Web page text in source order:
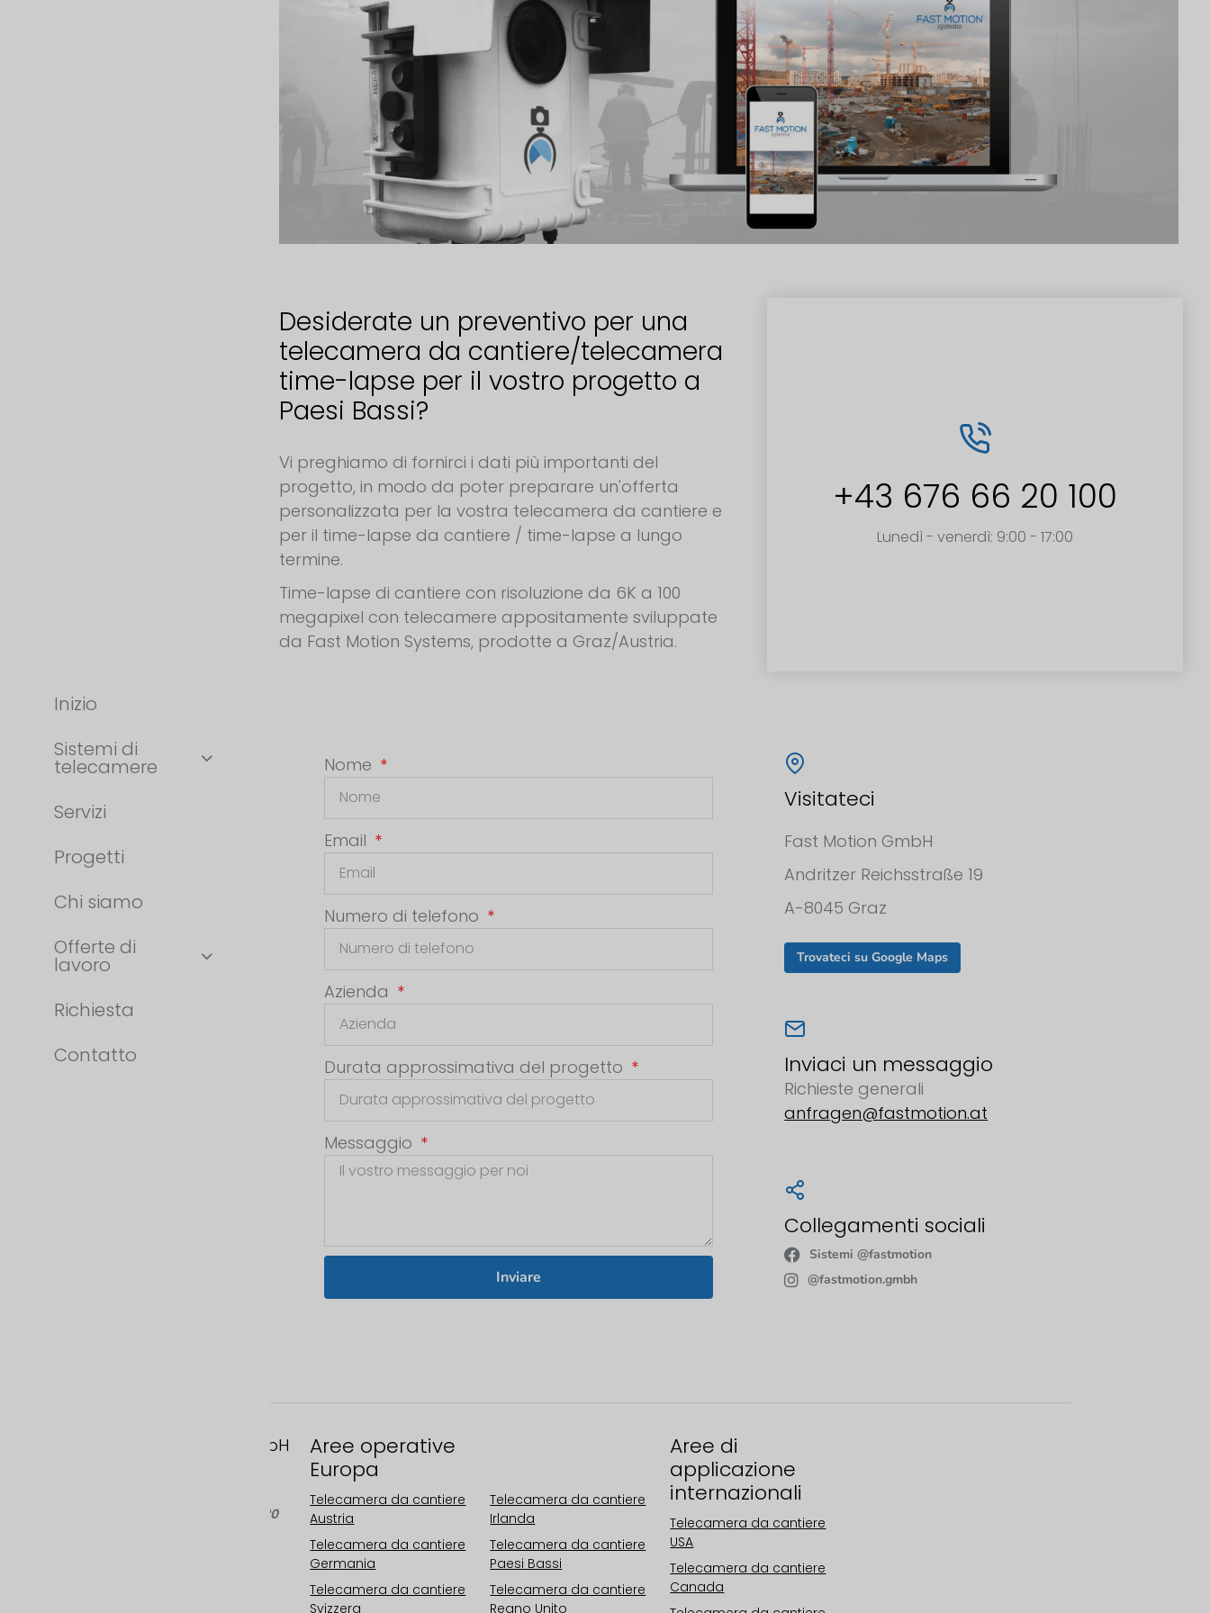
Desiderate un preventivo per una
telecamera da cantiere/telecamera
time-lapse per il vostro progetto a
Paesi Bassi?
Vi preghiamo di fornirci i dati più importanti del
progetto, in modo da poter preparare un'offerta
personalizzata per la vostra telecamera da cantiere e
per il time-lapse da cantiere / time-lapse a lungo
termine.
Time-lapse di cantiere con risoluzione da 6K a 100
megapixel con telecamere appositamente sviluppate
da Fast Motion Systems, prodotte a Graz/Austria.
+43 676 66 20 100
Lunedì - venerdì: 9:00 - 17:00
Nome
Email
Numero di telefono
Azienda
Durata approssimativa del progetto
Messaggio
Inviare
Visitateci
Fast Motion GmbH
Andritzer Reichsstraße 19
A-8045 Graz
Trovateci su Google Maps
Inviaci un messaggio
Richieste generali
anfragen@fastmotion.at
Collegamenti sociali
Sistemi @fastmotion
@fastmotion.gmbh
FAST MOTION GmbH
Telefono: +43 676 66 20
Aree operative
Europa
Telecamera da cantiere
Austria
Telecamera da cantiere
Germania
Telecamera da cantiere
Svizzera
Telecamera da cantiere
Irlanda
Telecamera da cantiere
Paesi Bassi
Telecamera da cantiere
Regno Unito
Aree di
applicazione
internazionali
Telecamera da cantiere
USA
Telecamera da cantiere
Canada
Inizio
Sistemi di
telecamere
Servizi
Progetti
Chi siamo
Offerte di
lavoro
Richiesta
Contatto